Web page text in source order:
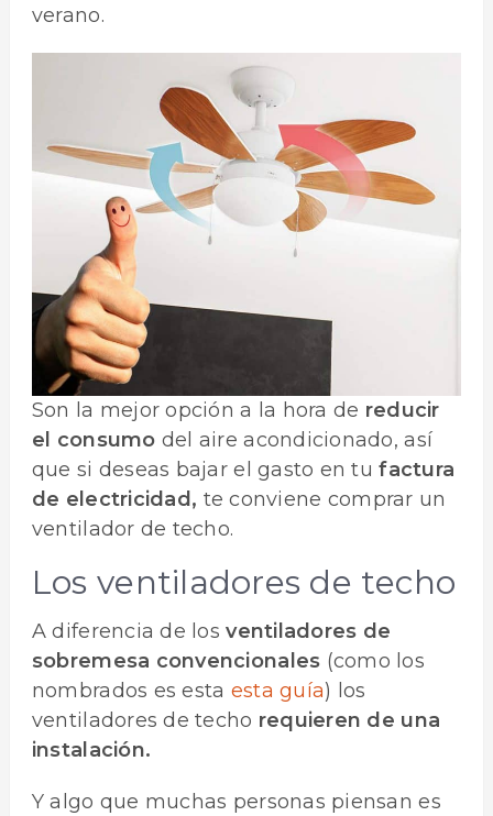
verano.
Son la mejor opción a la hora de reducir
el consumo del aire acondicionado, así
que si deseas bajar el gasto en tufactura
de electricidad, te conviene comprar un
ventilador de techo.
Los ventiladores de techo
A diferencia de losventiladores de
sobremesa convencionales (como los
nombrados es esta esta guía) los
ventiladores de techo requieren de una
instalación.
Y algo que muchas personas piensan es